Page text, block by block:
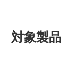
対象製品